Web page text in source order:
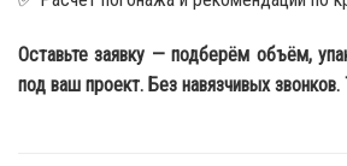
Оставьте заявку — подберём объём,
под ваш проект. Без навязчивых